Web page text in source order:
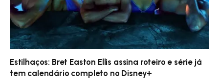
Estilhaços: Bret Easton Ellis assina roteiro e série já
tem calendário completo no Disney+